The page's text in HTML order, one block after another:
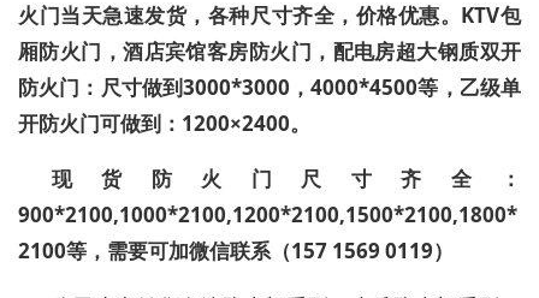
火门当天急速发货，各种尺寸齐全，价格优惠。KTV包
厢防火门，酒店宾馆客房防火门，配电房超大钢质双开
防火门：尺寸做到3000*3000，4000*4500等，乙级单
开防火门可做到：1200×2400。
现货防火门尺寸齐全：
900*2100,1000*2100,1200*2100,1500*2100,1800*
2100等，需要可加微信联系（157 1569 0119）